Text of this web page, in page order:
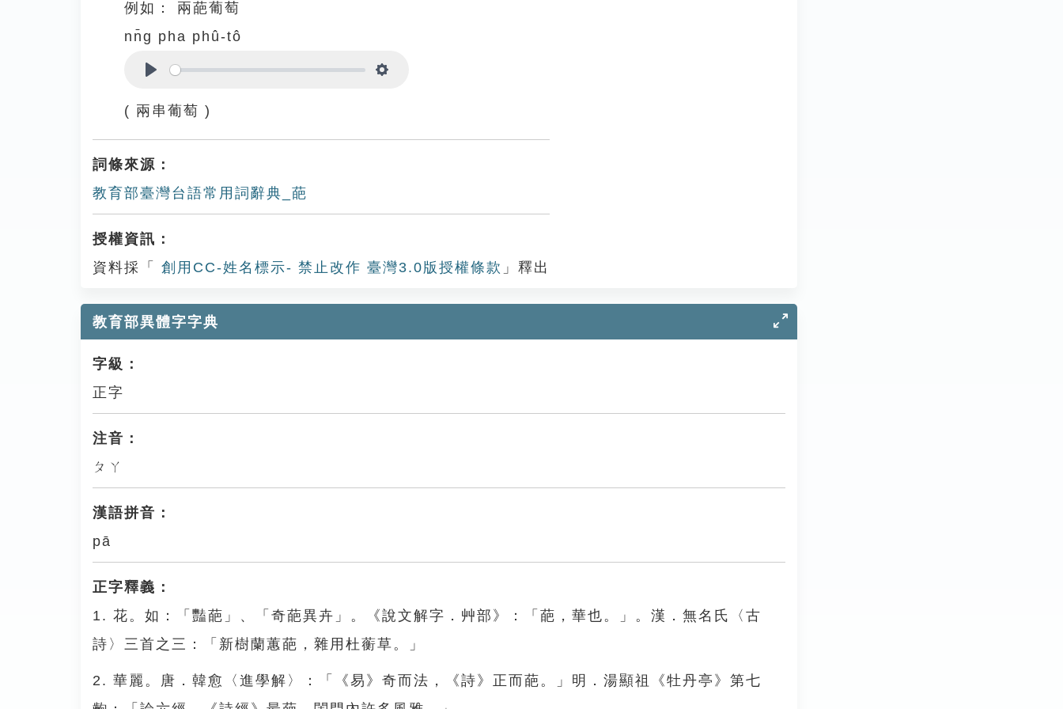
例如：
兩葩葡萄
nn̄g pha phû-tô
( 兩串葡萄 )
詞條來源：
教育部臺灣台語常用詞辭典_葩
授權資訊：
資料採「
創用CC-姓名標示- 禁止改作 臺灣3.0版授權條款 」釋出
教育部異體字字典
字級：
正字
注音：
ㄆㄚ
漢語拼音：
pā
正字釋義：
1. 花。如：「豔葩」、「奇葩異卉」。《說文解字．艸部》：「葩，華也。」。漢．無名氏〈古
詩〉三首之三：「新樹蘭蕙葩，雜用杜蘅草。」
2. 華麗。唐．韓愈〈進學解〉：「《易》奇而法，《詩》正而葩。」明．湯顯祖《牡丹亭》第七